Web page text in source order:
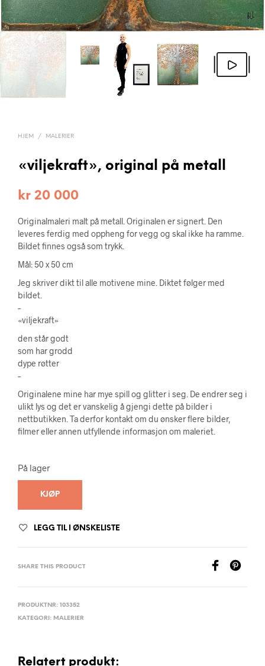
HJEM / MALERIER
«viljekraft», original på metall
kr 20 000
Originalmaleri malt på metall. Originalen er signert. Den
leveres ferdig med oppheng for vegg og skal ikke ha ramme.
Bildet finnes også som trykk.
Mål: 50 x 50 cm
Jeg skriver dikt til alle motivene mine. Diktet følger med
bildet.
–
«viljekraft»
den står godt
som har grodd
dype røtter
–
Originalene mine har mye spill og glitter i seg. De endrer seg i
ulikt lys og det er vanskelig å gjengi dette på bilder i
nettbutikken. Ta derfor kontakt om du ønsker flere bilder,
filmer eller annen utfyllende informasjon om maleriet.
På lager
KJØP
LEGG TIL I ØNSKELISTE
SHARE THIS PRODUCT
PRODUKTNR: 103352
KATEGORI: MALERIER
Relatert produkt: